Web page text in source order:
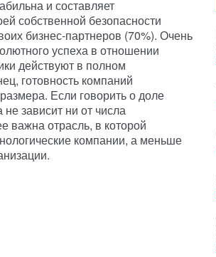
и составляет
собственной безопасности
бизнес-партнеров (70%). Очень
успеха в отношении
действуют в полном
готовность компаний
Если говорить о доле
зависит ни от числа
важна отрасль, в которой
компании, а меньше